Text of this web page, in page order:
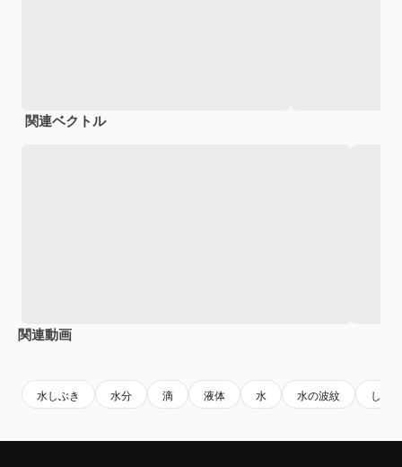
関連ベクトル
関連動画
水しぶき 水分 滴 液体 水 水の波紋 しずく